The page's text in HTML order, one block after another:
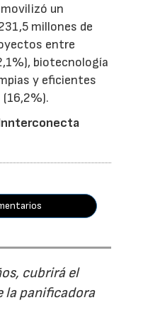
un
millones de
entre
biotecnología
y eficientes
cubrirá el
la panificadora